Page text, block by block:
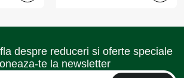
despre reduceri si oferte speciale
te la newsletter